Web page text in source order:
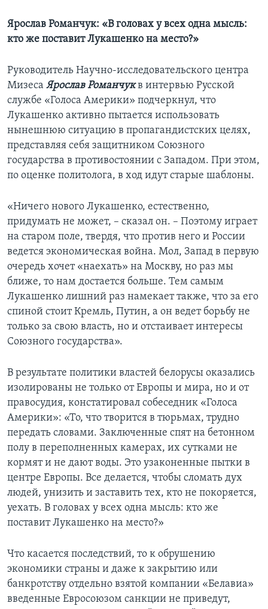
Ярослав Романчук: «В головах у всех одна мысль:
кто же поставит Лукашенко на место?»
Руководитель Научно-исследовательского центра
Мизеса Ярослав Романчукв интервью Русской
службе «Голоса Америки» подчеркнул, что
Лукашенко активно пытается использовать
нынешнюю ситуацию в пропагандистских целях,
представляя себя защитником Союзного
государства в противостоянии с Западом. При этом,
по оценке политолога, в ход идут старые шаблоны.
«Ничего нового Лукашенко, естественно,
придумать не может, – сказал он. – Поэтому играет
на старом поле, твердя, что против него и России
ведется экономическая война. Мол, Запад в первую
очередь хочет «наехать» на Москву, но раз мы
ближе, то нам достается больше. Тем самым
Лукашенко лишний раз намекает также, что за его
спиной стоит Кремль, Путин, а он ведет борьбу не
только за свою власть, но и отстаивает интересы
Союзного государства».
В результате политики властей белорусы оказались
изолированы не только от Европы и мира, но и от
правосудия, констатировал собеседник «Голоса
Америки»: «То, что творится в тюрьмах, трудно
передать словами. Заключенные спят на бетонном
полу в переполненных камерах, их сутками не
кормят и не дают воды. Это узаконенные пытки в
центре Европы. Все делается, чтобы сломать дух
людей, унизить и заставить тех, кто не покоряется,
уехать. В головах у всех одна мысль: кто же
поставит Лукашенко на место?»
Что касается последствий, то к обрушению
экономики страны и даже к закрытию или
банкротству отдельно взятой компании «Белавиа»
введенные Евросоюзом санкции не приведут,